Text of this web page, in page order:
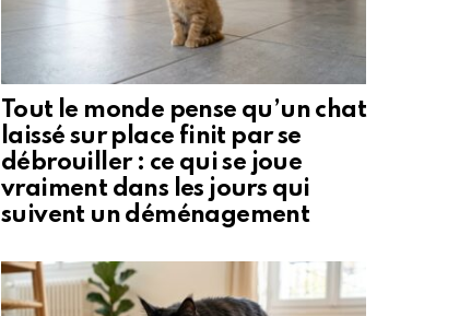
Tout le monde pense qu’un chat
laissé sur place finit par se
débrouiller : ce qui se joue
vraiment dans les jours qui
suivent un déménagement